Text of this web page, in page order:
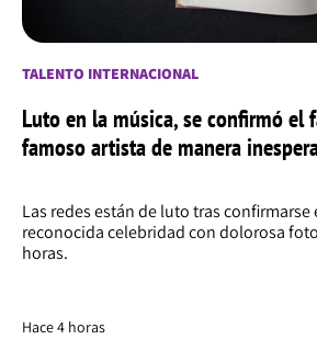
TALENTO INTERNACIONAL
Luto en la música, se confirmó el
famoso artista de manera
Las redes están de luto tras
reconocida celebridad con dolorosa
horas.
Hace 4 horas